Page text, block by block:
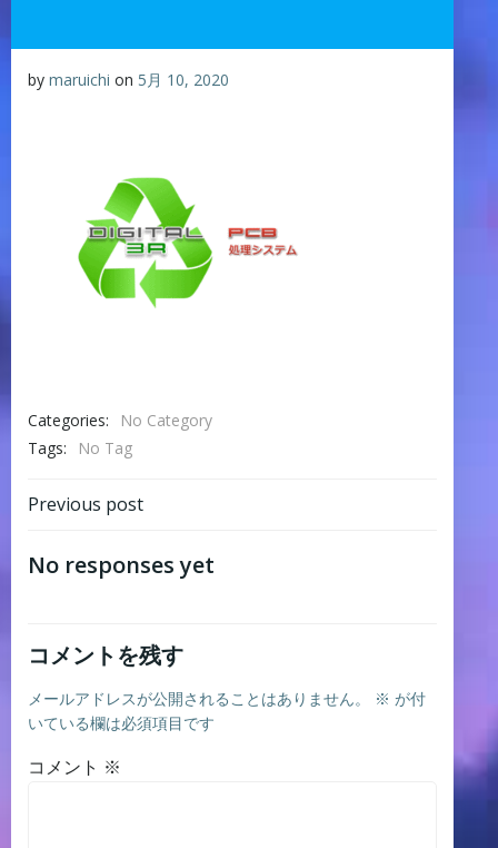
by maruichi on 5月 10, 2020
Categories:
No Category
Tags:
No Tag
Post
navigation
Previous post
No responses yet
コメントを残す
メールアドレスが公開されることはありません。 ※ が付
いている欄は必須項目です
コメント ※